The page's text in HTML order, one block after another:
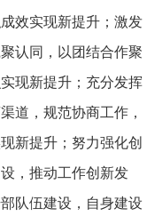
效实现新提升；激发
认同，以团结合作聚
现新提升；充分发挥
道，规范协商工作，
新提升；努力强化创
，推动工作创新发
队伍建设，自身建设